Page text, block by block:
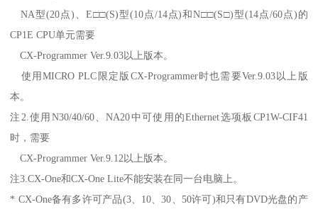
NA型(20点)、E□□(S)型(10点/14点)和N□□(S□)型(14点/60点)的
CP1E CPU单元需要
CX-Programmer Ver.9.03以上版本。
使用MICRO PLC限定版CX-Programmer时也需要Ver.9.03以上版
本。
注2.使用N30/40/60、NA20中可使用的Ethernet选项板CP1W-CIF41
时，需要
CX-Programmer Ver.9.12以上版本。
注3.CX-One和CX-One Lite不能安装在同一台电脑上。
* CX-One备有多许可产品(3、10、30、50许可)和只有DVD光盘的产